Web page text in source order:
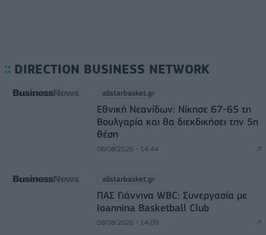
DIRECTION BUSINESS NETWORK
allstarbasket.gr
Εθνική Νεανίδων: Νίκησε 67-65 τη
Βουλγαρία και θα διεκδικήσει την 5η
θέση
08/08/2026 - 14:44
allstarbasket.gr
ΠΑΣ Γιάννινα WBC: Συνεργασία με
Ioannina Basketball Club
08/08/2026 - 14:09